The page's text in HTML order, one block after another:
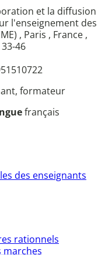
et la diffusion
l'enseignement des
, Paris , France ,
46
formateur
français
des enseignants
rationnels
marches